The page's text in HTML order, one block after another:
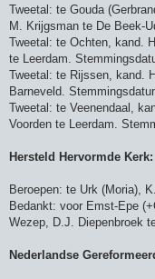
Tweetal: te Gouda
M. Krijgsman te De Beek-
Tweetal: te Ochten, kand.
te Leerdam.
Tweetal: te Rijssen, kand.
Barneveld.
Tweetal: te Veenendaal,
Voorden te Leerdam.
Hersteld Hervormde Kerk:
Beroepen: te Urk (Moria),
Bedankt: voor Emst-Epe
Wezep, D.J. Diepenbroek
Nederlandse